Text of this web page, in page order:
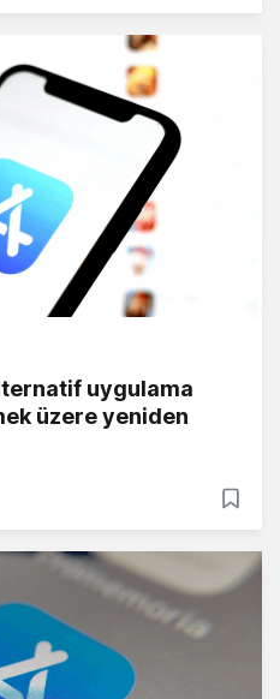
uygulama
üzere yeniden